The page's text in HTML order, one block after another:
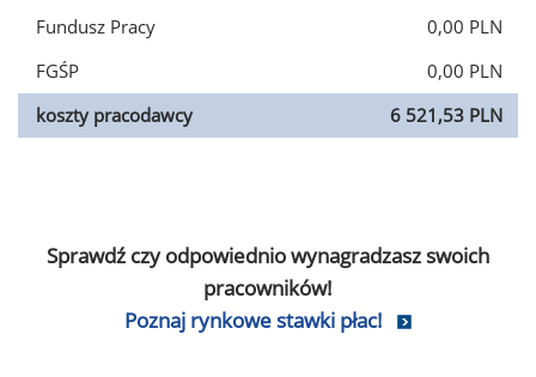
Fundusz Pracy
0,00 PLN
FGŚP
0,00 PLN
koszty pracodawcy
6 521,53 PLN
Sprawdź czy odpowiednio wynagradzasz swoich
pracowników!
Poznaj rynkowe stawki płac!